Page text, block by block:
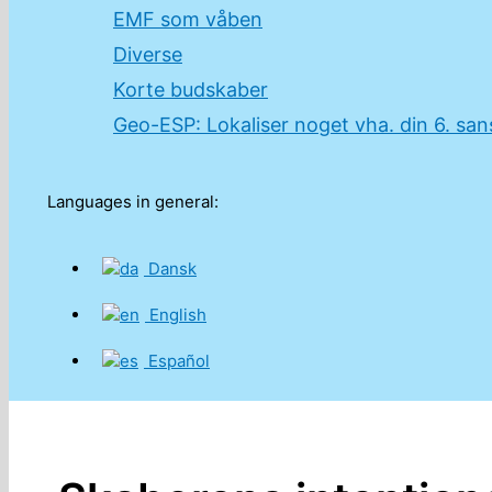
EMF som våben
Diverse
Korte budskaber
Geo-ESP: Lokaliser noget vha. din 6.
Languages in general:
Dansk
English
Español